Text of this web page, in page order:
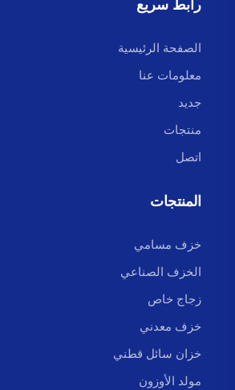
رابط سريع
الصفحة الرئيسية
معلومات عنا
جديد
منتجات
اتصل
المنتجات
خزف مسامي
الخزف الصناعي
زجاج خاص
خزف معدني
خزان سائل قطني
مولد الأوزون